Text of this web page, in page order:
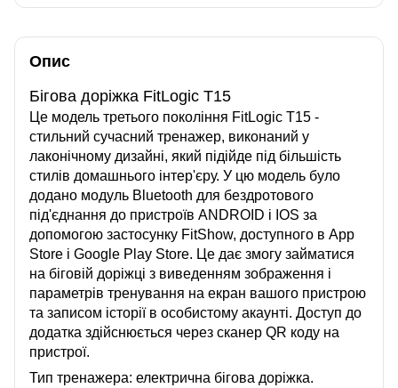
Опис
Бігова доріжка FitLogic T15
Це модель третього покоління FitLogic T15 -
стильний сучасний тренажер, виконаний у
лаконічному дизайні, який підійде під більшість
стилів домашнього інтер'єру. У цю модель було
додано модуль Bluetooth для бездротового
під'єднання до пристроїв ANDROID і IOS за
допомогою застосунку FitShow, доступного в App
Store і Google Play Store. Це дає змогу займатися
на біговій доріжці з виведенням зображення і
параметрів тренування на екран вашого пристрою
та записом історії в особистому акаунті. Доступ до
додатка здійснюється через сканер QR коду на
пристрої.
Тип тренажера: електрична бігова доріжка.